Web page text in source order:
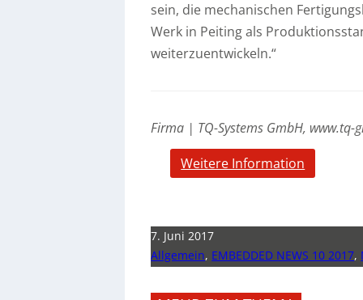
sein, die mechanischen
Werk in Peiting als
weiterzuentwickeln.“
Firma | TQ-Systems GmbH, www.tq-
Weitere Information
7. Juni 2017
Allgemein, EMBEDDED NEWS 10 2017,